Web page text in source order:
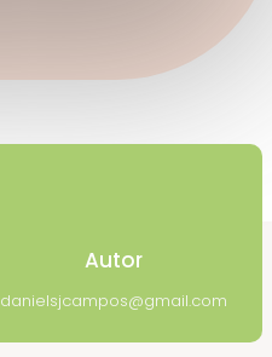
Autor
danielsjcampos@gmail.com